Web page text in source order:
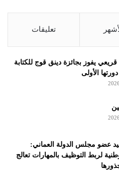
تعليقات
يفوز بجائزة دينق قوج للكتابة
الأولى
عضو مجلس الدولة العماني:
لربط التوظيف بالمهارات تعالج